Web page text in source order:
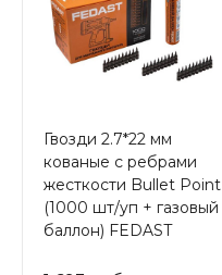
Гвозди 2.7*22 мм
кованые с ребрами
жесткости Bullet Point
(1000 шт/уп + газовый
баллон) FEDAST